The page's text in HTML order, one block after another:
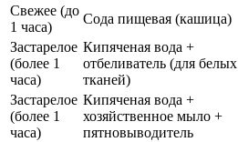
Свежее (до
1 часа)
Сода пищевая (кашица)
Застарелое
(более 1
часа)
Кипяченая вода +
отбеливатель (для белых
тканей)
Застарелое
(более 1
часа)
Кипяченая вода +
хозяйственное мыло +
пятновыводитель